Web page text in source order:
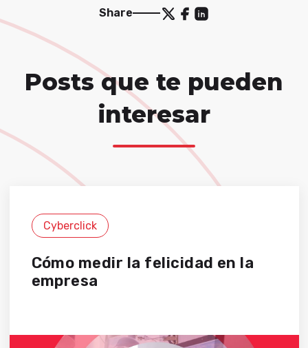
Share
Posts que te pueden
interesar
Cyberclick
Cómo medir la felicidad en la
empresa